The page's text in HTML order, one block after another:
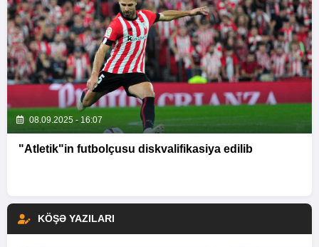
08.09.2025 - 16:07
"Atletik"in futbolçusu diskvalifikasiya edilib
KÖŞƏ YAZILARI